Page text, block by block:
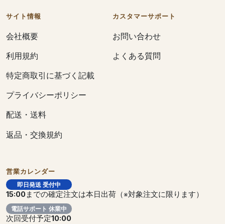
サイト情報
会社概要
利用規約
特定商取引に基づく記載
プライバシーポリシー
配送・送料
返品・交換規約
カスタマーサポート
お問い合わせ
よくある質問
営業カレンダー
即日発送 受付中
15:00までの確定注文は本日出荷（※対象注文に限ります）
電話サポート 休業中
次回受付予定10:00